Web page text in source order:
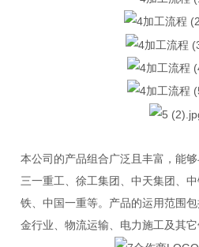
本公司的产品组合广泛且丰富，能
三一重工、徐工集团、中天集团、
铁、中国一重等。产品的运用范围
金行业、物流运输、电力施工及其它